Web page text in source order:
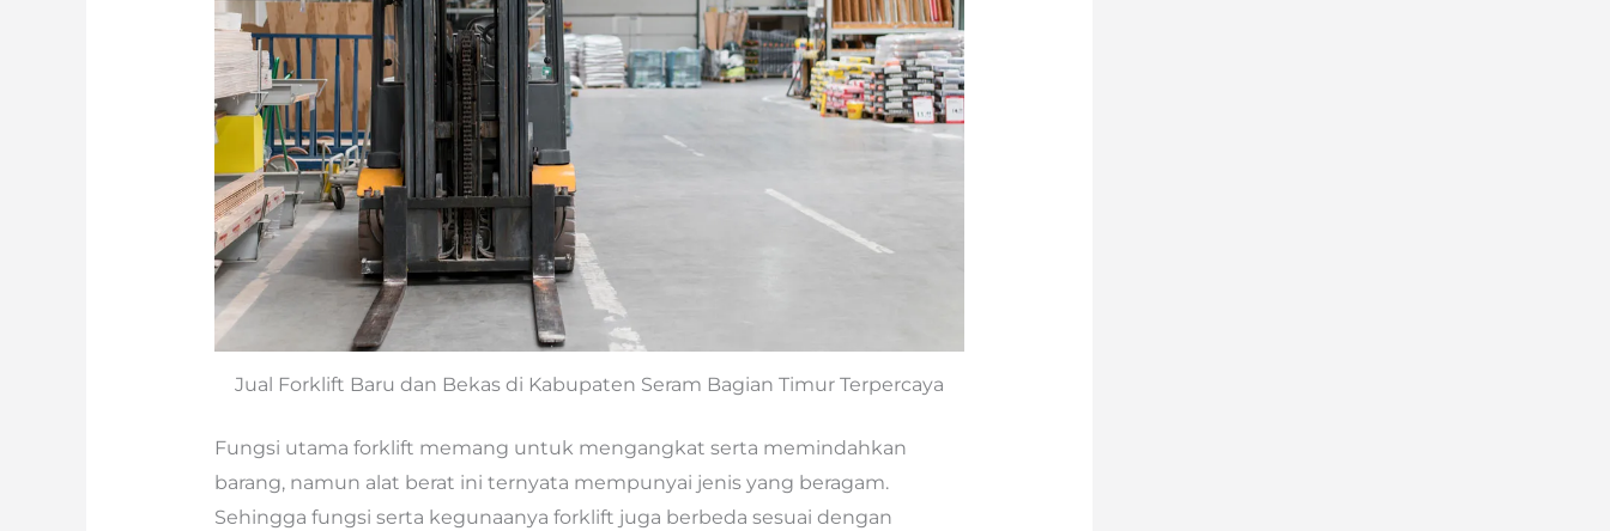
Jual Forklift Baru dan Bekas di Kabupaten Seram Bagian Timur Terpercaya
Fungsi utama forklift memang untuk mengangkat serta memindahkan
barang, namun alat berat ini ternyata mempunyai jenis yang beragam.
Sehingga fungsi serta kegunaanya forklift juga berbeda sesuai dengan